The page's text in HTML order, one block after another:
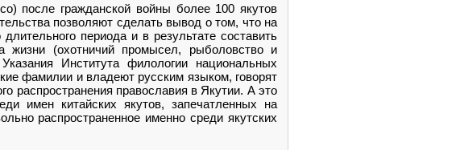
после гражданской войны более 100 якутов
позволяют сделать вывод о том, что на
периода и в результате составить
жизни (охотничий промысел, рыболовство и
Института филологии национальных
фамилии и владеют русским языком, говорят
распространения православия в Якутии. А это
имен китайских якутов, запечатленных на
распространенное именно среди якутских